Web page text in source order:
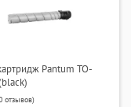
Pantum TO-
отзывов)